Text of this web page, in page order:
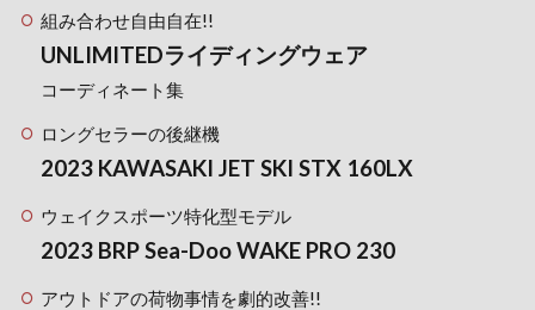
組み合わせ自由自在!!
UNLIMITEDライディングウェア
コーディネート集
ロングセラーの後継機
2023 KAWASAKI JET SKI STX 160LX
ウェイクスポーツ特化型モデル
2023 BRP Sea-Doo WAKE PRO 230
アウトドアの荷物事情を劇的改善!!